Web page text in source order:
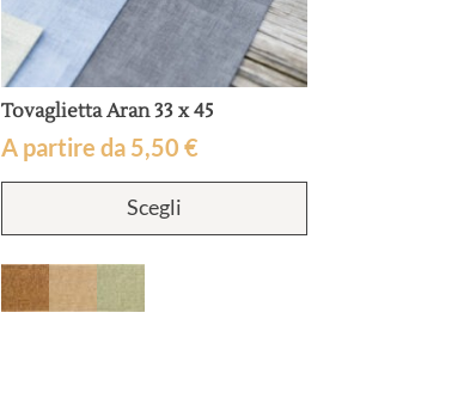
Tovaglietta Aran 33 x 45
A partire da 5,50 €
Scegli
Questo
ha